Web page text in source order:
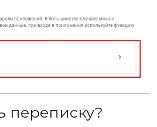
переписку?